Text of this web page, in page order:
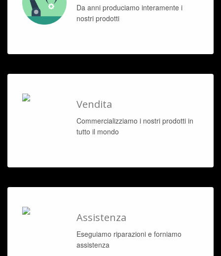
Da anni produciamo interamente i
nostri prodotti
Vendita
Commercializziamo i nostri prodotti in
tutto il mondo
Assistenza
Eseguiamo riparazioni e forniamo
assistenza